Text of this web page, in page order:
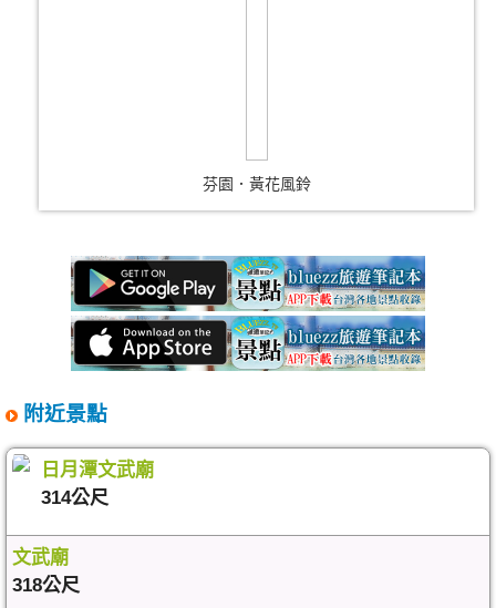
芬園．黃花風鈴
附近景點
日月潭文武廟
314公尺
文武廟
318公尺